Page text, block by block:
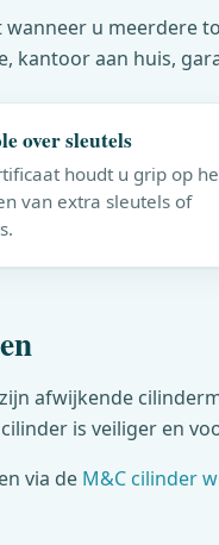
u meerdere
kantoor aan huis,
over sleutels
houdt u grip op
van extra sleutels of
afwijkende
is veiliger en
via de M&C cilinder